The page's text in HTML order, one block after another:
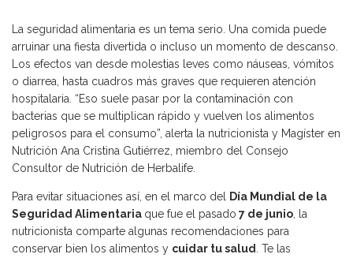
La seguridad alimentaria es un tema serio. Una comida puede
arruinar una fiesta divertida o incluso un momento de descanso.
Los efectos van desde molestias leves como náuseas, vómitos
o diarrea, hasta cuadros más graves que requieren atención
hospitalaria. “Eso suele pasar por la contaminación con
bacterias que se multiplican rápido y vuelven los alimentos
peligrosos para el consumo”, alerta la nutricionista y Magíster en
Nutrición Ana Cristina Gutiérrez, miembro del Consejo
Consultor de Nutrición de Herbalife.
Para evitar situaciones así, en el marco del
Día Mundial de la
Seguridad Alimentaria que fue el pasado 7 de junio , la
nutricionista comparte algunas recomendaciones para
conservar bien los alimentos y cuidar tu salud
. Te las